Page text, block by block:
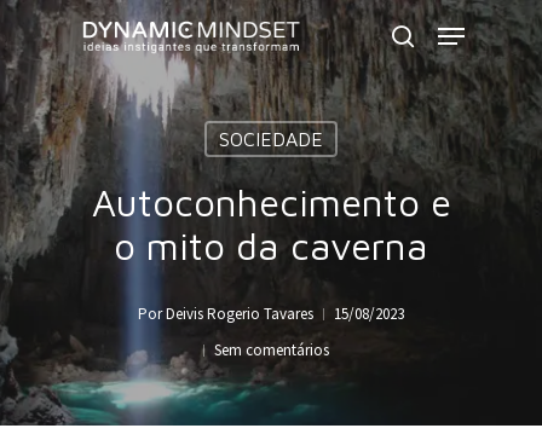
Skip
to
main
content
search
Menu
SOCIEDADE
Autoconhecimento e
o mito da caverna
PorDeivis Rogerio Tavares
15/08/2023
Sem comentários
Close
Menu